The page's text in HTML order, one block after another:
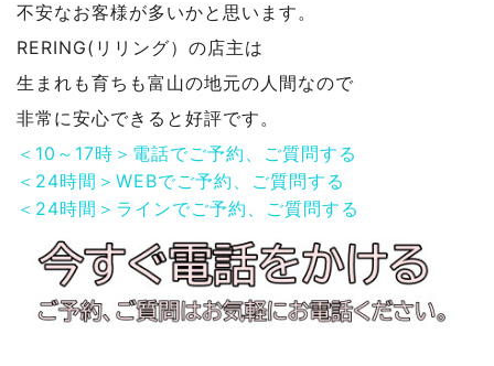
不安なお客様が多いかと思います。
RERING(リリング）の店主は
生まれも育ちも富山の地元の人間なので
非常に安心できると好評です。
＜10～17時＞電話でご予約、ご質問する
＜24時間＞WEBでご予約、ご質問する
＜24時間＞ラインでご予約、ご質問する